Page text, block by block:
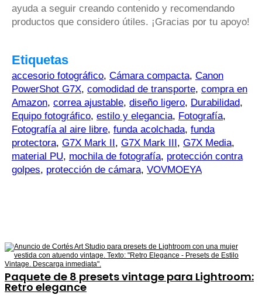
ayuda a seguir creando contenido y recomendando
productos que considero útiles. ¡Gracias por tu apoyo!
Etiquetas
accesorio fotográfico, Cámara compacta, Canon
PowerShot G7X, comodidad de transporte, compra en
Amazon, correa ajustable, diseño ligero, Durabilidad,
Equipo fotográfico, estilo y elegancia, Fotografía,
Fotografía al aire libre, funda acolchada, funda
protectora, G7X Mark II, G7X Mark III, G7X Media,
material PU, mochila de fotografía, protección contra
golpes, protección de cámara, VOVMOEYA
Paquete de 8 presets vintage para Lightroom:
Retro elegance